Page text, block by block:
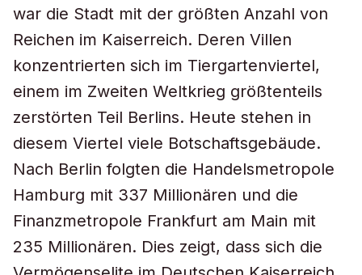
war die Stadt mit der größten Anzahl von
Reichen im Kaiserreich. Deren Villen
konzentrierten sich im Tiergartenviertel,
einem im Zweiten Weltkrieg größtenteils
zerstörten Teil Berlins. Heute stehen in
diesem Viertel viele Botschaftsgebäude.
Nach Berlin folgten die Handelsmetropole
Hamburg mit 337 Millionären und die
Finanzmetropole Frankfurt am Main mit
235 Millionären. Dies zeigt, dass sich die